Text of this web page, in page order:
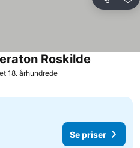
Del
18. århundrede
Roskilde
Se priser